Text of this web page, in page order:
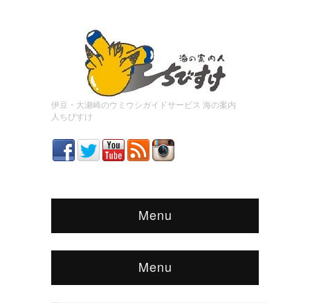
伊豆・大瀬崎のウミウシガイドサービス 海の案内
人ちびすけ
Menu
Menu